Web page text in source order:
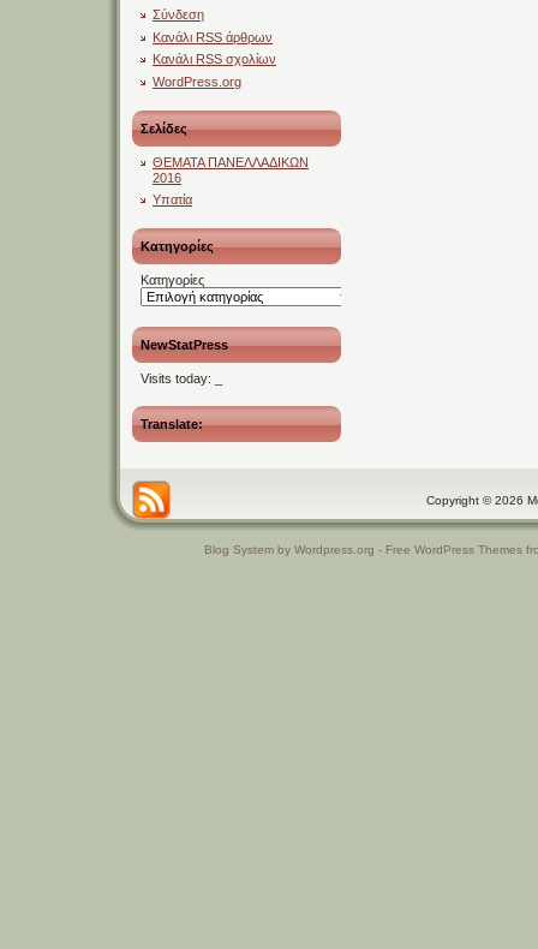
Σύνδεση
Κανάλι RSS άρθρων
Κανάλι RSS σχολίων
WordPress.org
Σελίδες
ΘΕΜΑΤΑ ΠΑΝΕΛΛΑΔΙΚΩΝ
2016
Υπατία
Kατηγορίες
Kατηγορίες
NewStatPress
Visits today:
Translate:
Copyright © 2026
Blog System by Wordpress.org - Free WordPress Themes